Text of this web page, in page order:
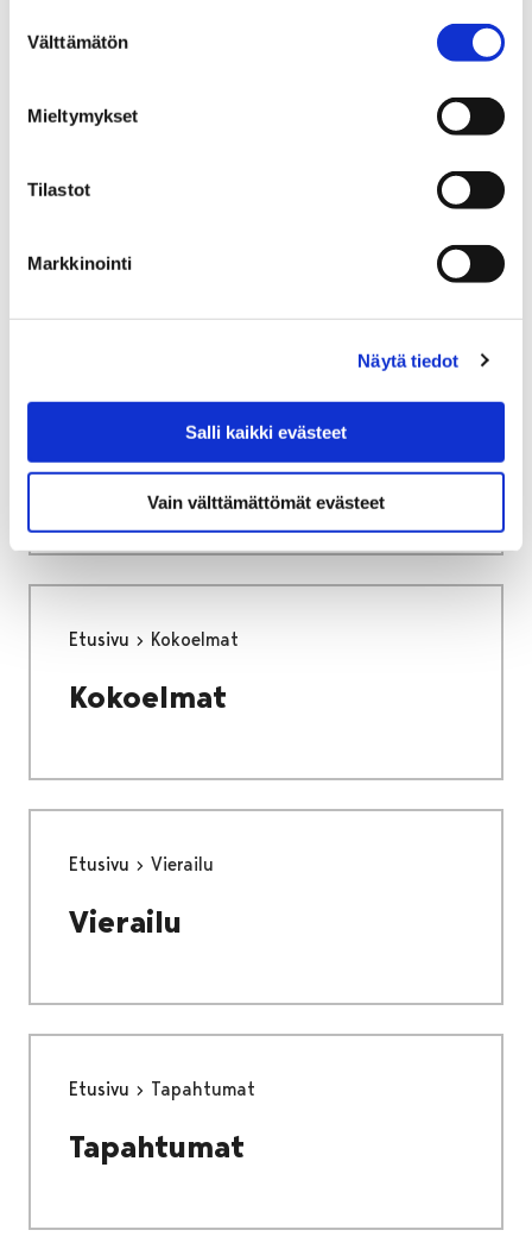
valinta
Välttämätön
Mieltymykset
Tilastot
Markkinointi
Näytä tiedot
Salli kaikki evästeet
Vain välttämättömät evästeet
Rosenlew-museon poikkeusaikataulu
Satakunnan Museon,
Rosenlew-museon
poikkeusaikataulu
Etusivu
Etusivu Kokoelmat
Kokoelmat
Etusivu Vierailu
Vierailu
Etusivu Tapahtumat
Tapahtumat